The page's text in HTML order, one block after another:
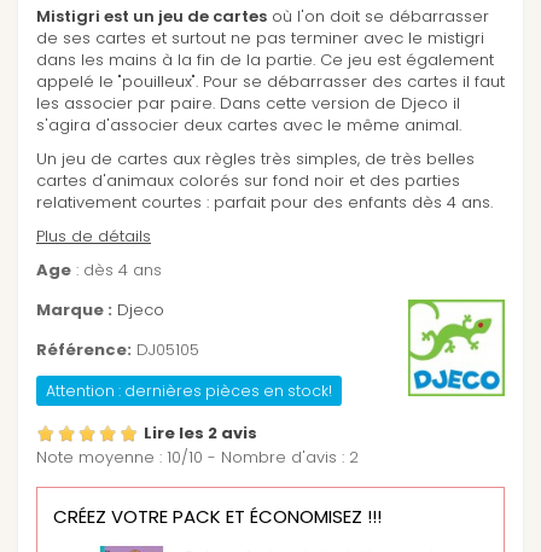
Mistigri est un jeu de cartes où l'on doit se débarrasser
de ses cartes et surtout ne pas terminer avec le mistigri
dans les mains à la fin de la partie. Ce jeu est également
appelé le "pouilleux". Pour se débarrasser des cartes il faut
les associer par paire. Dans cette version de Djeco il
s'agira d'associer deux cartes avec le même animal.
Un jeu de cartes aux règles très simples, de très belles
cartes d'animaux colorés sur fond noir et des parties
relativement courtes : parfait pour des enfants dès 4 ans.
Plus de détails
Age : dès 4 ans
Marque : Djeco
Référence: DJ05105
Attention : dernières pièces en stock!
Lire les 2 avis
Note moyenne : 10/10 - Nombre d'avis : 2
CRÉEZ VOTRE PACK ET ÉCONOMISEZ !!!